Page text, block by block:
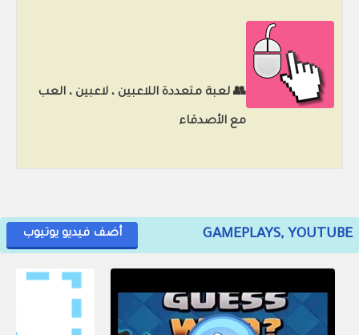
👥 لعبة متعددة اللاعبين ، لاعبين ، العب
مع الأصدقاء
GAMEPLAYS, YOUTUBE أضف فيديو يوتيوب